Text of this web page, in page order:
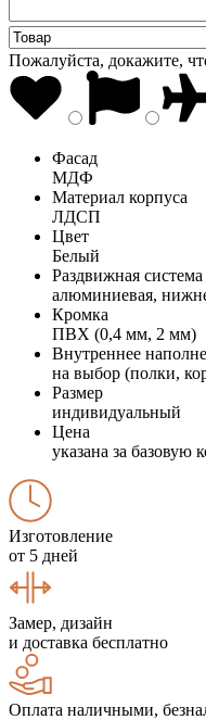
Пожалуйста, докажите,
Фасад
МДФ
Материал корпуса
ЛДСП
Цвет
Белый
Раздвижная система
алюминиевая,
Кромка
ПВХ (0,4 мм, 2 мм)
Внутреннее
на выбор (полки,
Размер
индивидуальный
Цена
указана за базовую
Изготовление
от 5 дней
Замер, дизайн
и доставка бесплатно
Оплата наличными,